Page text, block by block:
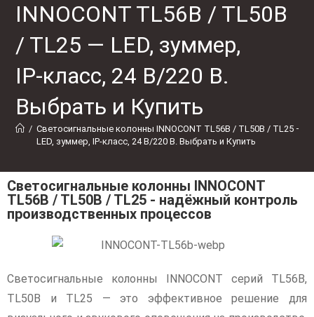
INNOCONT TL56B / TL50B
/ TL25 — LED, зуммер,
IP‑класс, 24 В/220 В.
Выбрать и Купить
/ Светосигнальные колонны INNOCONT TL56B / TL50B / TL25 —
LED, зуммер, IP‑класс, 24 В/220 В. Выбрать и Купить
Светосигнальные колонны INNOCONT
TL56B / TL50B / TL25 - надёжный контроль
производственных процессов
Светосигнальные колонны INNOCONT серий TL56B,
TL50B и TL25 — это эффективное решение для